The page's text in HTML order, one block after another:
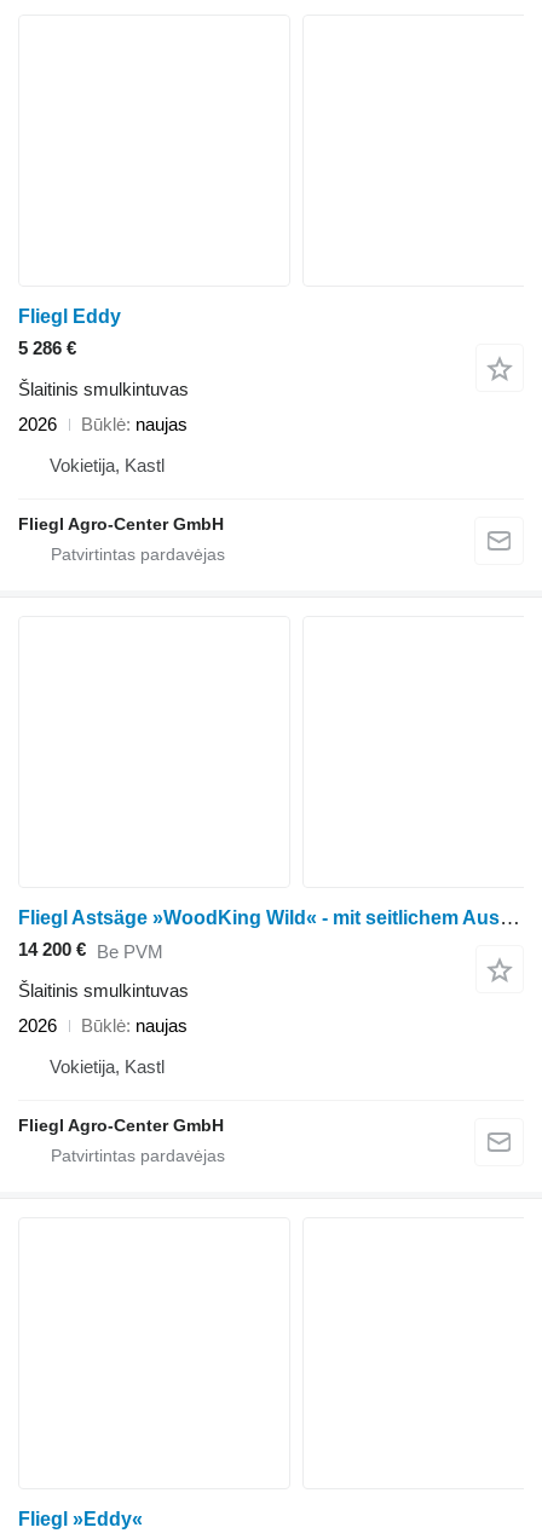
Fliegl Eddy
5 286 €
Šlaitinis smulkintuvas
2026
Būklė naujas
Vokietija, Kastl
Fliegl Agro-Center GmbH
Fliegl Astsäge »WoodKing Wild« - mit seitlichem Ausschub / Euronormaufn
14 200 € Be PVM
Šlaitinis smulkintuvas
2026
Būklė naujas
Vokietija, Kastl
Fliegl Agro-Center GmbH
Fliegl »Eddy«